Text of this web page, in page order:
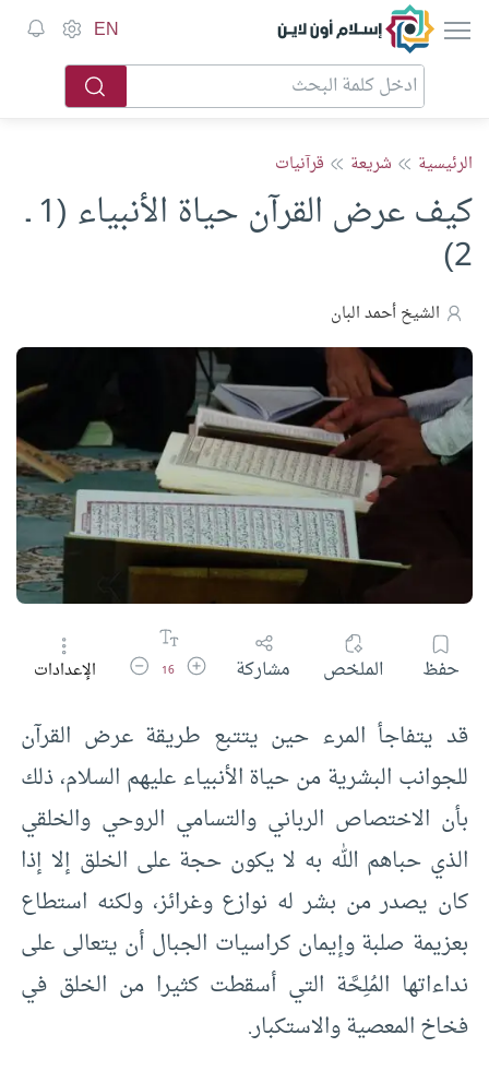
إسلام أون لاين EN
الرئيسية شريعة قرآنيات
كيف عرض القرآن حياة الأنبياء (1 ـ
2)
الشيخ أحمد البان
حفظ الملخص مشاركة زيادة حجم الخط
16 تقليل حجم الخط
الإعدادات
قد يتفاجأ المرء حين يتتبع طريقة عرض القرآن
للجوانب البشرية من حياة الأنبياء عليهم السلام، ذلك
بأن الاختصاص الرباني والتسامي الروحي والخلقي
الذي حباهم الله به لا يكون حجة على الخلق إلا إذا
كان يصدر من بشر له نوازع وغرائز، ولكنه استطاع
بعزيمة صلبة وإيمان كراسيات الجبال أن يتعالى على
نداءاتها المُلِحَّة التي أسقطت كثيرا من الخلق في
فخاخ المعصية والاستكبار.